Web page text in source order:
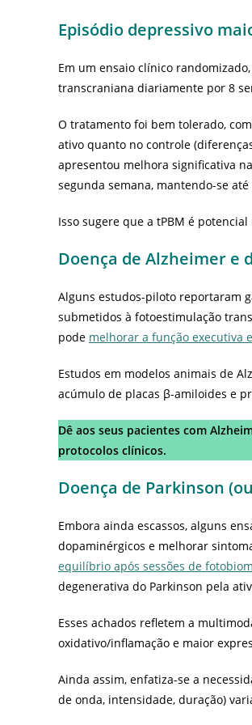
Episódio depressivo
Em um ensaio clínico
transcraniana diariamente por 8
O tratamento foi bem tolerado,
ativo quanto no controle
apresentou melhora significativa na
segunda semana, mantendo-se
Isso sugere que a tPBM é
Doença de Alzheimer e
Alguns estudos-piloto reportaram
submetidos à fotoestimulação
pode melhorar a função executiva
Estudos em modelos animais de
acúmulo de placas β-amiloides e
Dê aos seus pacientes com
protocolos clínicos.
Doença de Parkinson
Embora ainda escassos, alguns
dopaminérgicos e melhorar
equilíbrio após sessões de
degenerativa do Parkinson pela
Esses achados refletem a
oxidativo/inflamação e maior
Ainda assim, enfatiza-se a
de onda, intensidade, duração)